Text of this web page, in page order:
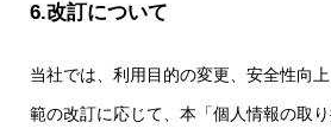
6.改訂について
当社では、利用目的の変更、安全性向
範の改訂に応じて、本「個人情報の取